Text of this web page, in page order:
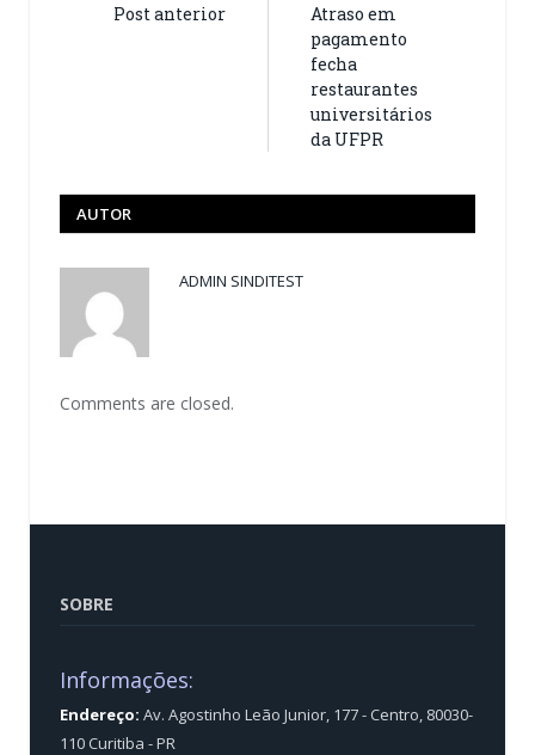
Post anterior
Atraso em
pagamento
fecha
restaurantes
universitários
da UFPR
AUTOR
ADMIN SINDITEST
Comments are closed.
SOBRE
Informações:
Endereço: Av. Agostinho Leão Junior, 177 - Centro, 80030-
110 Curitiba - PR